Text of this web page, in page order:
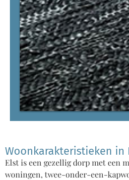
Woonkarakteristieken in
Elst is een gezellig dorp met een
woningen, twee-onder-een-